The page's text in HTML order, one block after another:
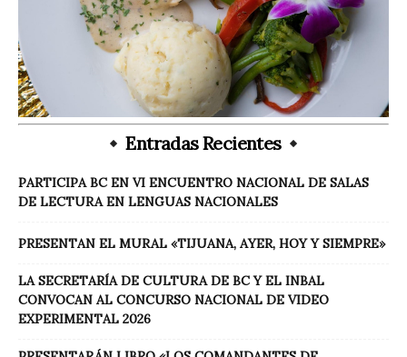
Entradas Recientes
PARTICIPA BC EN VI ENCUENTRO NACIONAL DE SALAS
DE LECTURA EN LENGUAS NACIONALES
PRESENTAN EL MURAL «TIJUANA, AYER, HOY Y SIEMPRE»
LA SECRETARÍA DE CULTURA DE BC Y EL INBAL
CONVOCAN AL CONCURSO NACIONAL DE VIDEO
EXPERIMENTAL 2026